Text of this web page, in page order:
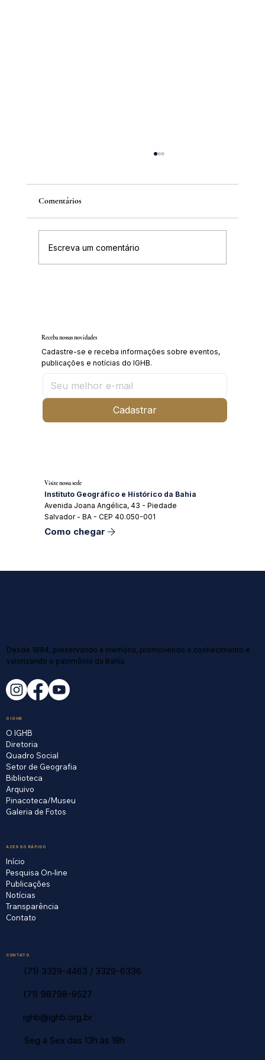
Comentários
Escreva um comentário
Receba nossas novidades
Cadastre-se e receba informações sobre eventos,
publicações e notícias do IGHB.
Cadastrar
Visite nossa sede
Instituto Geográfico e Histórico da Bahia
Avenida Joana Angélica, 43 - Piedade
Salvador - BA - CEP 40.050-001
Como chegar
Desde 1894, preservando a memória, promovendo o conhecimento e
valorizando o patrimônio da Bahia.
O IGHB
O IGHB
Diretoria
Quadro Social
Setor de Geografia
Biblioteca
Arquivo
Pinacoteca/Museu
Galeria de Fotos
ACESSO RÁPIDO
Início
Pesquisa On-line
Publicações
Notícias
Transparência
Contato
CONTATO
(71) 3329-4463 / 3329-6336
(71) 98798-9527
ighb@ighb.org.br
Seg a Sex das 13h às 18h